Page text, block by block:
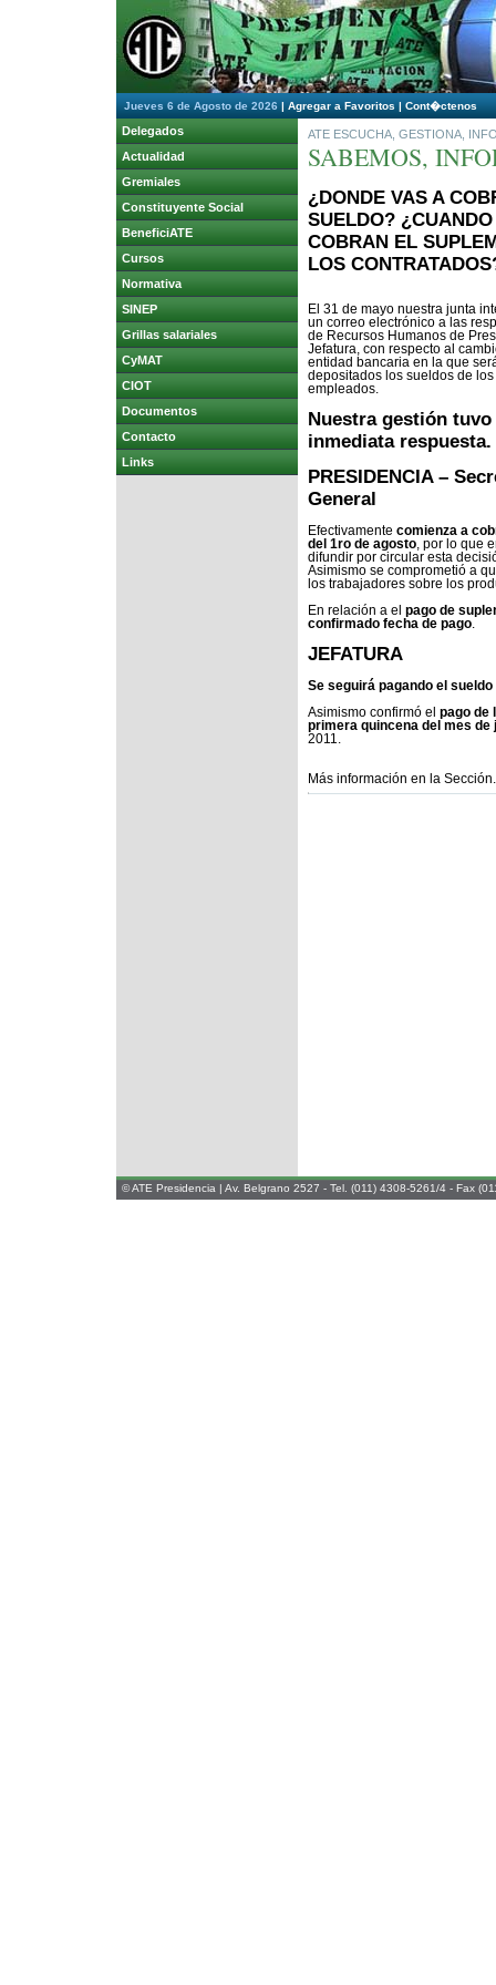
Jueves 6 de Agosto de 2026 | Agregar a Favoritos | Cont�ctenos
Delegados
Actualidad
Gremiales
Constituyente Social
BeneficiATE
Cursos
Normativa
SINEP
Grillas salariales
CyMAT
CIOT
Documentos
Contacto
Links
ATE ESCUCHA, GESTIONA,
SABEMOS,
¿DONDE VAS A
SUELDO? ¿CUANDO
COBRAN EL
LOS
El 31 de mayo nuestra junta
un correo electrónico a las
de Recursos Humanos de
Jefatura, con respecto al
entidad bancaria en la que
depositados los sueldos de los
empleados.
Nuestra gestión tuvo
inmediata respuesta.
PRESIDENCIA –
General
Efectivamente comienza a
del 1ro de agosto , por lo que
difundir por circular esta
Asimismo se comprometió a
los trabajadores sobre los
En relación a el pago de
confirmado fecha de pago
JEFATURA
Se seguirá pagando el
Asimismo confirmó el pago de
primera quincena del mes de
2011.
Más información en la
© ATE Presidencia | Av. Belgrano 2527 - Tel. (011) 4308-5261/4 - Fax